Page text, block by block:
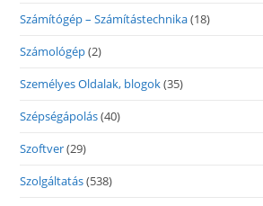
Számítógép – Számítástechnika(18)
Számológép(2)
Személyes Oldalak, blogok(35)
Szépségápolás(40)
Szoftver(29)
Szolgáltatás(538)